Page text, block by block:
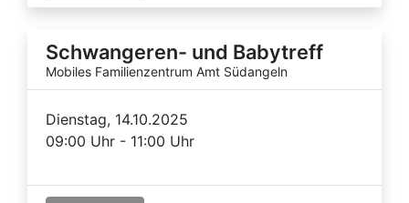
Schwangeren- und Babytreff
Mobiles Familienzentrum Amt Südangeln
Dienstag, 14.10.2025
09:00 Uhr - 11:00 Uhr